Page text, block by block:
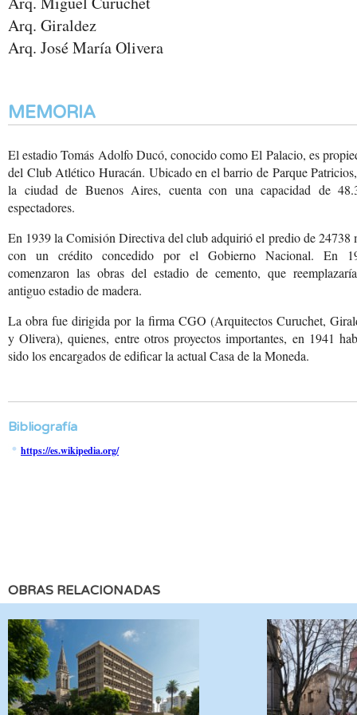
Arq. Giraldez
Arq. José María Olivera
MEMORIA
El estadio Tomás Adolfo Ducó, conocido como El Palacio, es
del Club Atlético Huracán. Ubicado en el barrio de Parque
la ciudad de Buenos Aires, cuenta con una capacidad de
espectadores.
En 1939 la Comisión Directiva del club adquirió el predio de 24738
con un crédito concedido por el Gobierno Nacional. En
comenzaron las obras del estadio de cemento, que
antiguo estadio de madera.
La obra fue dirigida por la firma CGO (Arquitectos Curuchet,
y Olivera), quienes, entre otros proyectos importantes, en 1941
sido los encargados de edificar la actual Casa de la Moneda.
Bibliografía
https://es.wikipedia.org/
OBRAS RELACIONADAS